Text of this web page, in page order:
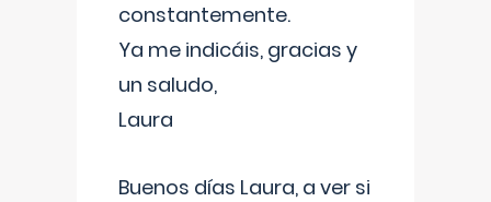
constantemente.
Ya me indicáis, gracias y
un saludo,
Laura
Buenos días Laura, a ver si